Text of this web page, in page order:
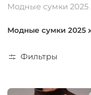
Модные сумки
Модные сумки 2025
Фильтры